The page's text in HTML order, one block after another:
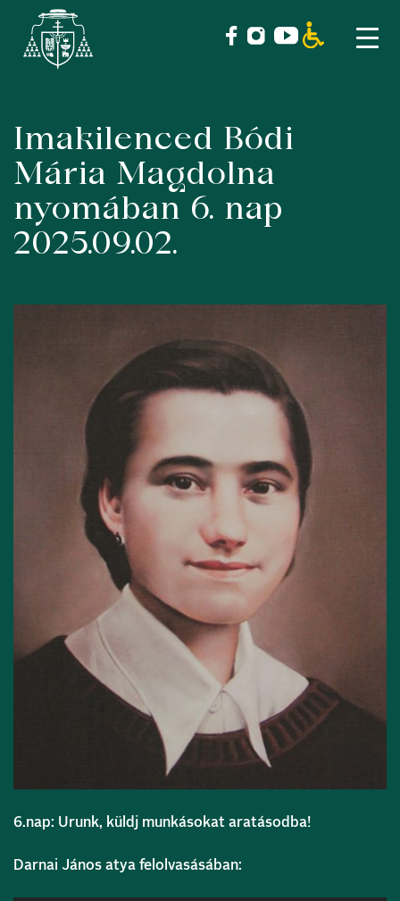
Skip
content
Imakilenced Bódi
Mária Magdolna
nyomában 6. nap
2025.09.02.
6.nap: Urunk, küldj munkásokat aratásodba!
Darnai János atya felolvasásában: